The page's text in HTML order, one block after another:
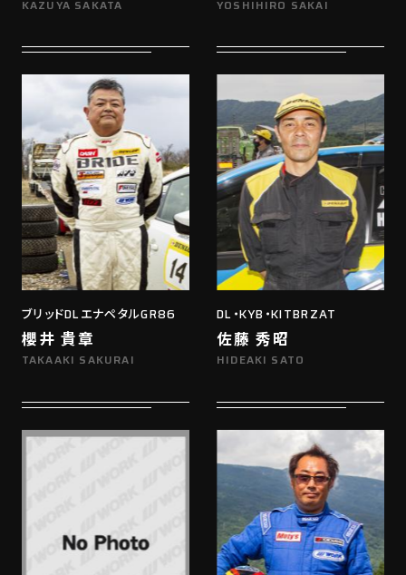
KAZUYA SAKATA YOSHIHIRO SAKAI
ブリッドDLエナペタルGR86
櫻井 貴章
TAKAAKI SAKURAI
DL・KYB・KITBRZAT
佐藤 秀昭
HIDEAKI SATO